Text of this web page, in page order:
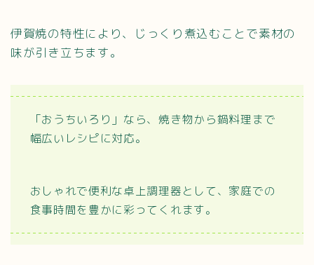
伊賀焼の特性により、じっくり煮込むことで素材の
味が引き立ちます。
「おうちいろり」なら、焼き物から鍋料理まで
幅広いレシピに対応。
おしゃれで便利な卓上調理器として、家庭での
食事時間を豊かに彩ってくれます。